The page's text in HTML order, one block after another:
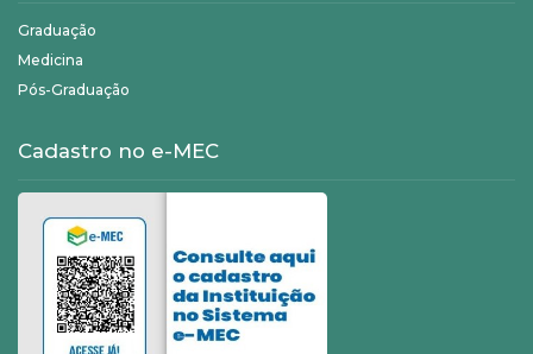
Graduação
Medicina
Pós-Graduação
Cadastro no e-MEC